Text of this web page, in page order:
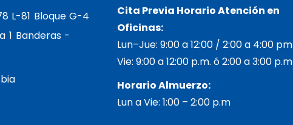
L-81 Bloque G-4
1 Banderas -
Cita Previa Horario Atención en
Oficinas:
Lun–Jue: 9:00 a 12:00 / 2:00 a 4:00 pm
Vie: 9:00 a 12:00 p.m. ó 2:00 a 3:00 p.m
Horario Almuerzo:
Lun a Vie: 1:00 – 2:00 p.m